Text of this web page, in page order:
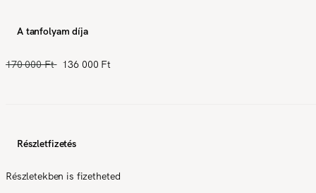
A tanfolyam díja
170 000 Ft 136 000 Ft
Részletfizetés
Részletekben is fizetheted